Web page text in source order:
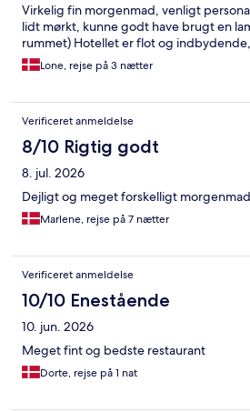
Virkelig fin morgenmad, venligt
lidt mørkt, kunne godt have brugt en
rummet) Hotellet er flot og
Lone, rejse på 3 nætter
Verificeret anmeldelse
8/10 Rigtig godt
8. jul. 2026
Dejligt og meget forskelligt morgenmad
Marlene, rejse på 7 nætter
Verificeret anmeldelse
10/10 Enestående
10. jun. 2026
Meget fint og bedste restaurant
Dorte, rejse på 1 nat